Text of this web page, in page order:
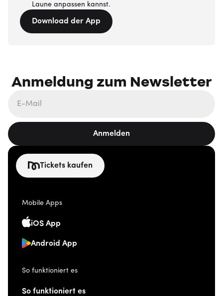
Laune anpassen kannst.
Download der App
Anmeldung zum Newsletter
Anmelden
Tickets kaufen
Mobile Apps
iOS App
Android App
So funktioniert es
So funktioniert es